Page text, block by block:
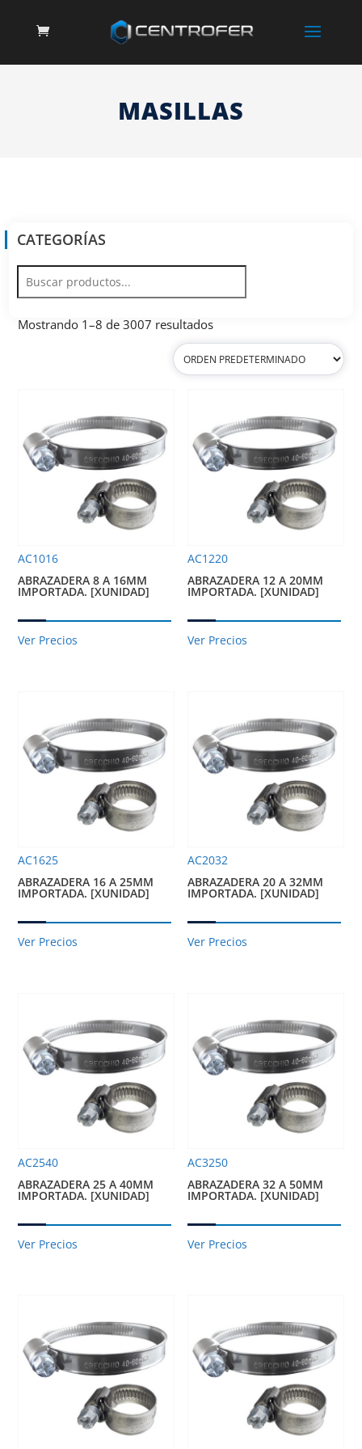
MASILLAS
CATEGORÍAS
Mostrando 1–8 de 3007 resultados
AC1016
ABRAZADERA 8 A 16MM
IMPORTADA. [XUNIDAD]
Ver Precios
AC1220
ABRAZADERA 12 A 20MM
IMPORTADA. [XUNIDAD]
Ver Precios
AC1625
ABRAZADERA 16 A 25MM
IMPORTADA. [XUNIDAD]
Ver Precios
AC2032
ABRAZADERA 20 A 32MM
IMPORTADA. [XUNIDAD]
Ver Precios
AC2540
ABRAZADERA 25 A 40MM
IMPORTADA. [XUNIDAD]
Ver Precios
AC3250
ABRAZADERA 32 A 50MM
IMPORTADA. [XUNIDAD]
Ver Precios